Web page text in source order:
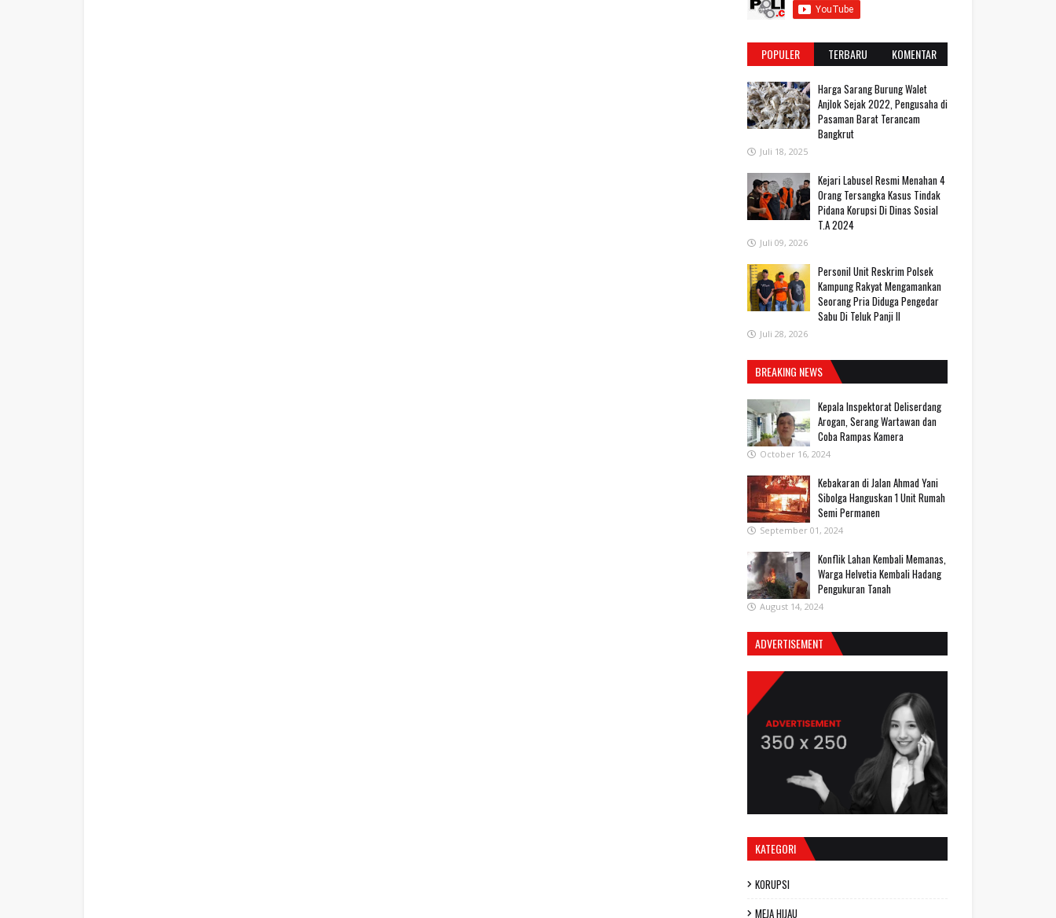
POPULER TERBARU KOMENTAR
Harga Sarang Burung Walet
Anjlok Sejak 2022, Pengusaha di
Pasaman Barat Terancam
Bangkrut
Juli 18, 2025
‎Kejari Labusel Resmi Menahan 4
Orang Tersangka Kasus Tindak
Pidana Korupsi Di Dinas Sosial
T.A 2024
Juli 09, 2026
Personil Unit Reskrim Polsek
Kampung Rakyat Mengamankan
Seorang Pria Diduga Pengedar
Sabu Di Teluk Panji II
Juli 28, 2026
BREAKING NEWS
Kepala Inspektorat Deliserdang
Arogan, Serang Wartawan dan
Coba Rampas Kamera
October 16, 2024
Kebakaran di Jalan Ahmad Yani
Sibolga Hanguskan 1 Unit Rumah
Semi Permanen
September 01, 2024
Konflik Lahan Kembali Memanas,
Warga Helvetia Kembali Hadang
Pengukuran Tanah
August 14, 2024
ADVERTISEMENT
KATEGORI
KORUPSI
MEJA HIJAU